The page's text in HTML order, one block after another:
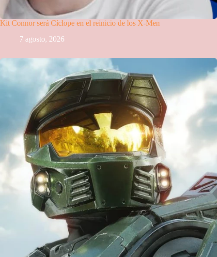
Kit Connor será Cíclope en el reinicio de los X-Men
7 agosto, 2026